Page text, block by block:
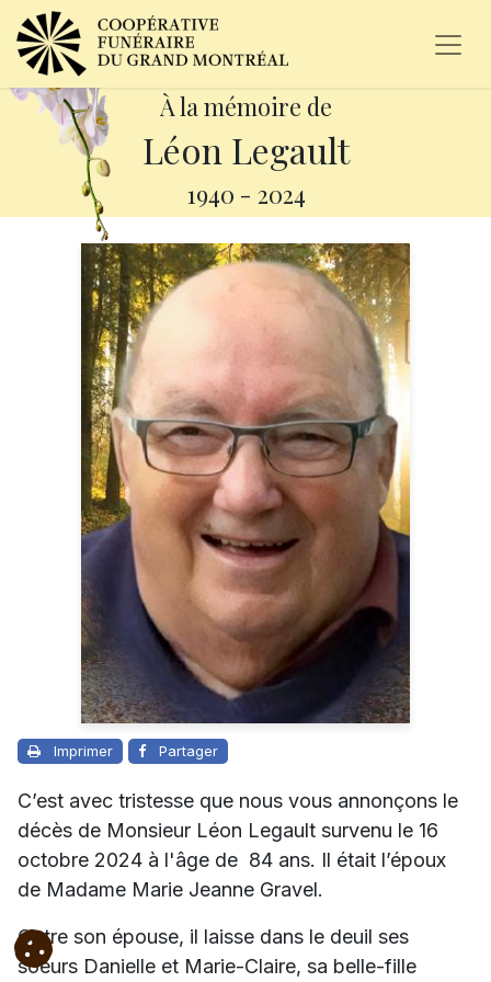
À la mémoire de
Léon Legault
1940 - 2024
Imprimer Partager
C’est avec tristesse que nous vous annonçons le
décès de Monsieur Léon Legault survenu le 16
octobre 2024 à l'âge de 84 ans. Il était l’époux
de Madame Marie Jeanne Gravel.
Outre son épouse, il laisse dans le deuil ses
soeurs Danielle et Marie-Claire, sa belle-fille